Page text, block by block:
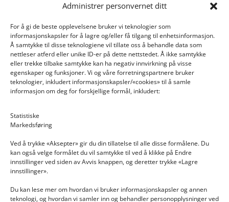
Administrer personvernet ditt
For å gi de beste opplevelsene bruker vi teknologier som
informasjonskapsler for å lagre og/eller få tilgang til enhetsinformasjon.
Å samtykke til disse teknologiene vil tillate oss å behandle data som
nettleser atferd eller unike ID-er på dette nettstedet. Å ikke samtykke
eller trekke tilbake samtykke kan ha negativ innvirkning på visse
egenskaper og funksjoner. Vi og våre forretningspartnere bruker
teknologier, inkludert informasjonskapsler/«cookies» til å samle
informasjon om deg for forskjellige formål, inkludert:
Statistiske
Markedsføring
Ved å trykke «Aksepter» gir du din tillatelse til alle disse formålene. Du
kan også velge formålet du vil samtykke til ved å klikke på Endre
innstillinger ved siden av Avvis knappen, og deretter trykke «Lagre
innstillinger».
Du kan lese mer om hvordan vi bruker informasjonskapsler og annen
teknologi, og hvordan vi samler inn og behandler personopplysninger ved
INFORMASJON